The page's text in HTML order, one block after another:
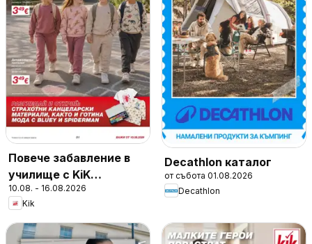
Повече забавление в
училище с KiK
предложения
10.08. - 16.08.2026
Kik
Decathlon каталог
от събота 01.08.2026
Decathlon